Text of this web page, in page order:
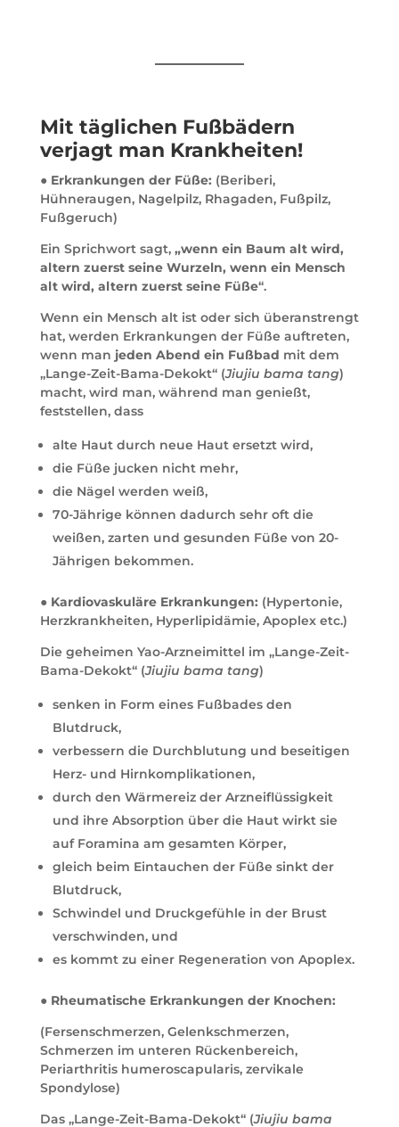
Mit täglichen Fußbädern
verjagt man Krankheiten!
● Erkrankungen der Füße: (Beriberi,
Hühneraugen, Nagelpilz, Rhagaden, Fußpilz,
Fußgeruch)
Ein Sprichwort sagt, „wenn ein Baum alt wird,
altern zuerst seine Wurzeln, wenn ein Mensch
alt wird, altern zuerst seine Füße“.
Wenn ein Mensch alt ist oder sich überanstrengt
hat, werden Erkrankungen der Füße auftreten,
wenn man jeden Abend ein Fußbad mit dem
„Lange-Zeit-Bama-Dekokt“ (Jiujiu bama tang)
macht, wird man, während man genießt,
feststellen, dass
alte Haut durch neue Haut ersetzt wird,
die Füße jucken nicht mehr,
die Nägel werden weiß,
70-Jährige können dadurch sehr oft die
weißen, zarten und gesunden Füße von 20-
Jährigen bekommen.
● Kardiovaskuläre Erkrankungen: (Hypertonie,
Herzkrankheiten, Hyperlipidämie, Apoplex etc.)
Die geheimen Yao-Arzneimittel im „Lange-Zeit-
Bama-Dekokt“ (Jiujiu bama tang)
senken in Form eines Fußbades den
Blutdruck,
verbessern die Durchblutung und beseitigen
Herz- und Hirnkomplikationen,
durch den Wärmereiz der Arzneiflüssigkeit
und ihre Absorption über die Haut wirkt sie
auf Foramina am gesamten Körper,
gleich beim Eintauchen der Füße sinkt der
Blutdruck,
Schwindel und Druckgefühle in der Brust
verschwinden, und
es kommt zu einer Regeneration von Apoplex.
● Rheumatische Erkrankungen der Knochen:
(Fersenschmerzen, Gelenkschmerzen,
Schmerzen im unteren Rückenbereich,
Periarthritis humeroscapularis, zervikale
Spondylose)
Das „Lange-Zeit-Bama-Dekokt“ (Jiujiu bama